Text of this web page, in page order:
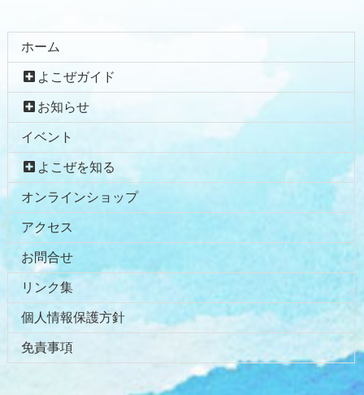
ホーム
よこぜガイド
お知らせ
イベント
よこぜを知る
オンラインショップ
アクセス
お問合せ
リンク集
個人情報保護方針
免責事項